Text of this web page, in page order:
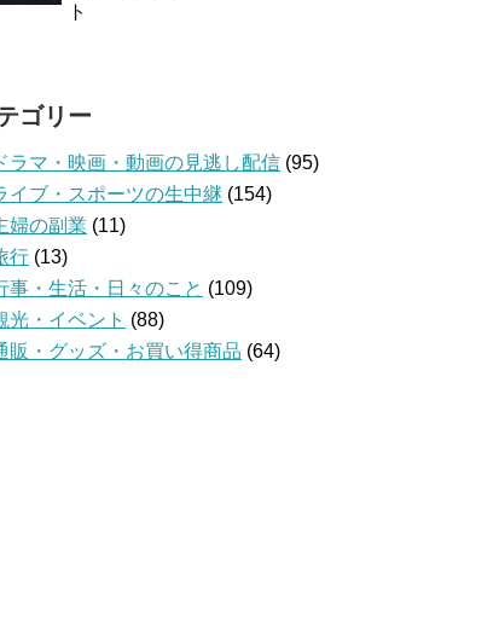
ト
ゴリー
ラマ・映画・動画の見逃し配信 (95)
イブ・スポーツの生中継 (154)
婦の副業 (11)
行 (13)
事・生活・日々のこと (109)
光・イベント (88)
販・グッズ・お買い得商品 (64)